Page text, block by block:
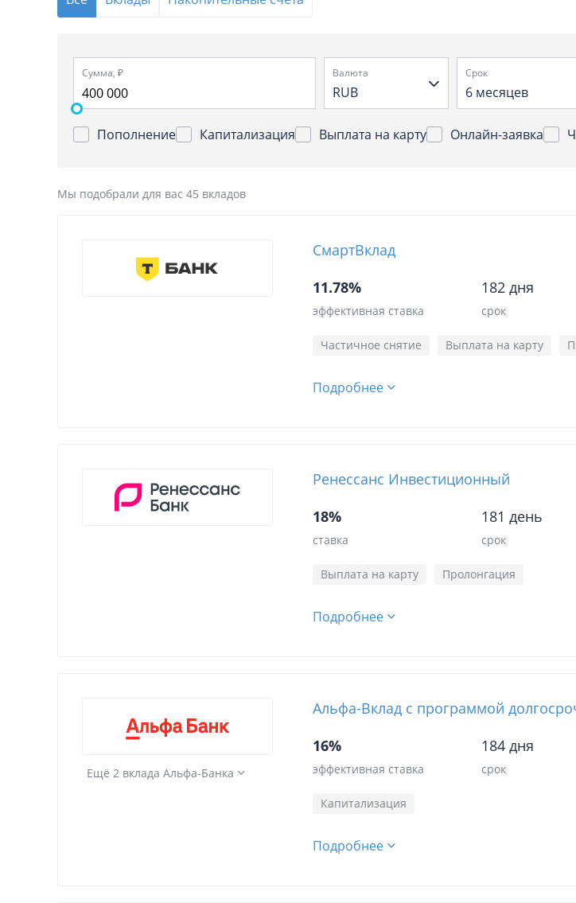
Пополнение Капитализация Выплата на карту Онлайн-заявка
Сумма, ₽
RUB
Валюта
6 месяцев
Срок
Мы подобрали для вас 45 вкладов
СмартВклад
11.78%
эффективная ставка
182 дня
срок
Частичное снятие Выплата на карту
Подробнее
Ренессанс Инвестиционный
18%
ставка
181 день
срок
Выплата на карту Пролонгация
Подробнее
Ещё 2 вклада Альфа-Банка
Альфа-Вклад с программой
16%
эффективная ставка
184 дня
срок
Капитализация
Подробнее